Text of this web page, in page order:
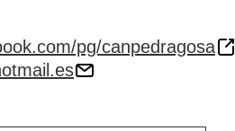
pg/canpedragosa